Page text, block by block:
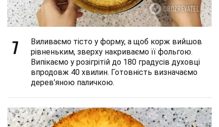
7
Виливаємо тісто у форму, а щоб корж вийшов
рівненьким, зверху накриваємо її фольгою.
Випікаємо у розігрітій до 180 градусів духовці
впродовж 40 хвилин. Готовність визначаємо
дерев’яною паличкою.